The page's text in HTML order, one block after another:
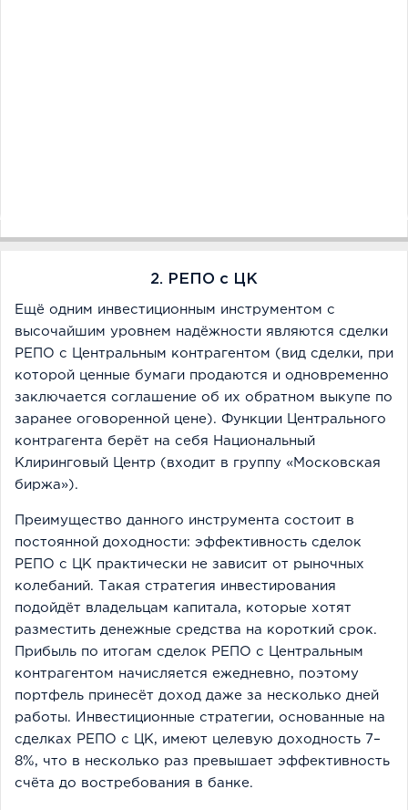
2. РЕПО с ЦК
Ещё одним инвестиционным инструментом с
высочайшим уровнем надёжности являются сделки
РЕПО с Центральным контрагентом (вид сделки, при
которой ценные бумаги продаются и одновременно
заключается соглашение об их обратном выкупе по
заранее оговоренной цене). Функции Центрального
контрагента берёт на себя Национальный
Клиринговый Центр (входит в группу «Московская
биржа»).
Преимущество данного инструмента состоит в
постоянной доходности: эффективность сделок
РЕПО с ЦК практически не зависит от рыночных
колебаний. Такая стратегия инвестирования
подойдёт владельцам капитала, которые хотят
разместить денежные средства на короткий срок.
Прибыль по итогам сделок РЕПО с Центральным
контрагентом начисляется ежедневно, поэтому
портфель принесёт доход даже за несколько дней
работы. Инвестиционные стратегии, основанные на
сделках РЕПО с ЦК, имеют целевую доходность 7–
8%, что в несколько раз превышает эффективность
счёта до востребования в банке.